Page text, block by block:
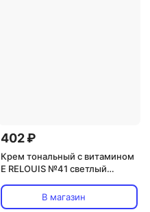
402 ₽
Крем тональный с витамином
Е RELOUIS №41 светлый
В магазин